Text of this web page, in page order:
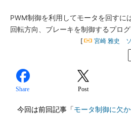
PWM制御を利用してモータを回すに
回転方向、ブレーキを制御するプロ
[ 宮崎 雅史
Share Post
今回は前回記事「モータ制御に欠